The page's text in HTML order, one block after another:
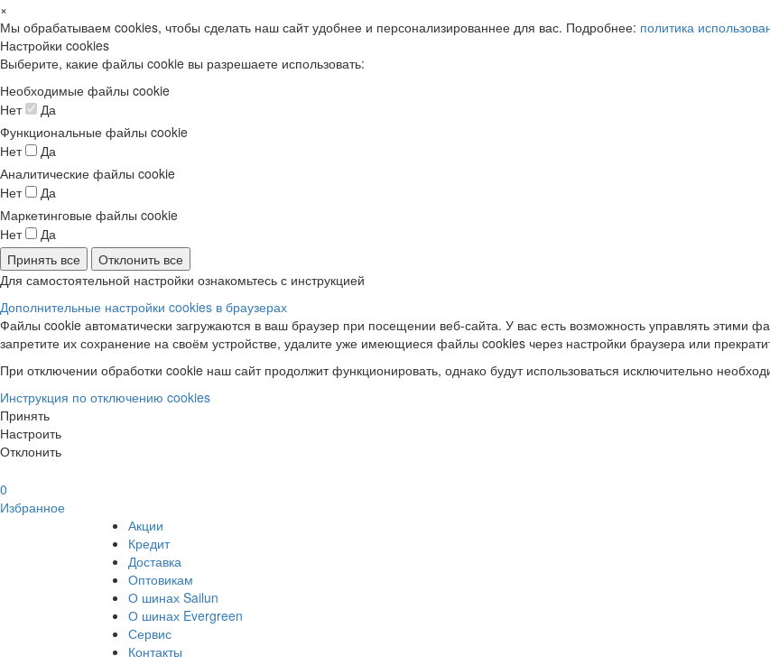
×
Мы обрабатываем cookies, чтобы сделать наш сайт удобнее и персонализированнее для вас. Подробнее: политика
Настройки cookies
Выберите, какие файлы cookie вы разрешаете использовать:
Необходимые файлы cookie
Нет
Да
Функциональные файлы cookie
Нет
Да
Аналитические файлы cookie
Нет
Да
Маркетинговые файлы cookie
Нет
Да
Принять все
Отклонить все
Для самостоятельной настройки ознакомьтесь с инструкцией
Дополнительные настройки cookies в браузерах
Файлы cookie автоматически загружаются в ваш браузер при посещении веб-сайта. У вас есть возможность управлять
запретите их сохранение на своём устройстве, удалите уже имеющиеся файлы cookies через настройки браузера или
При отключении обработки cookie наш сайт продолжит функционировать, однако будут использоваться исключительно
Инструкция по отключению cookies
Принять
Настроить
Отклонить
0
Избранное
Акции
Кредит
Доставка
Оптовикам
О шинах Sailun
О шинах Evergreen
Сервис
Контакты